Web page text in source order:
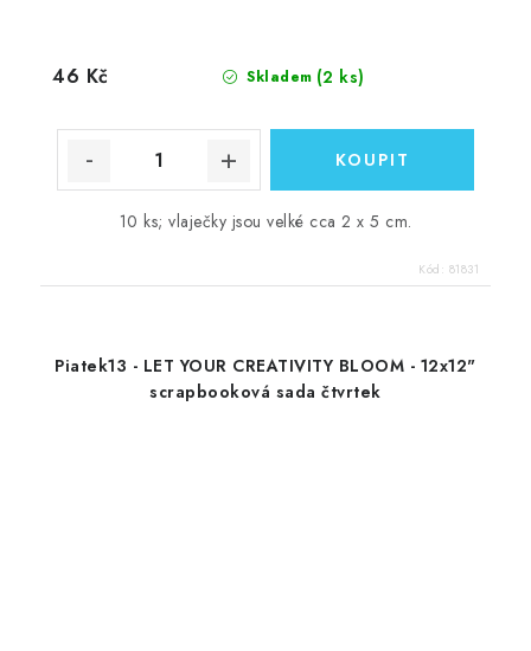
Skladem (2 ks)
46 Kč
10 ks; vlaječky jsou velké cca 2 x 5 cm.
Kód: 81831
Piatek13 - LET YOUR CREATIVITY BLOOM - 12x12"
scrapbooková sada čtvrtek